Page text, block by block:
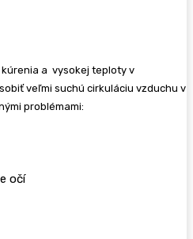
a vysokej teploty v
veľmi suchú cirkuláciu vzduchu v
problémami:
očí